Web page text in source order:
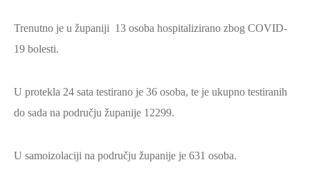
Trenutno je u županiji 13 osoba hospitalizirano zbog COVID-
19 bolesti.
U protekla 24 sata testirano je 36 osoba, te je ukupno testiranih
do sada na području županije 12299.
U samoizolaciji na području županije je 631 osoba.